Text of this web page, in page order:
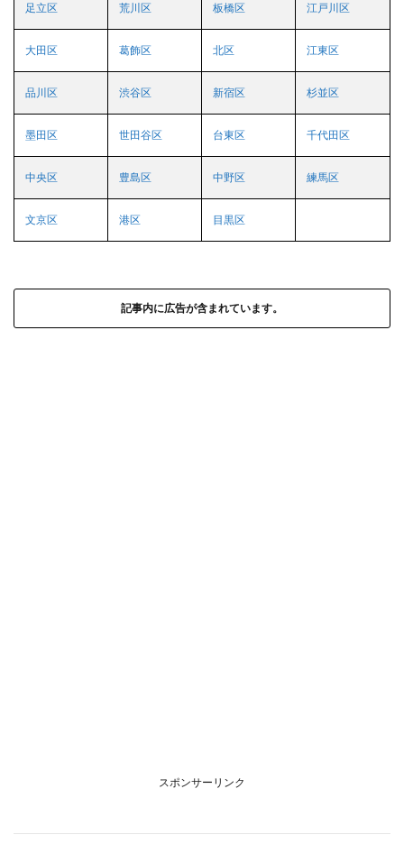
足立区 荒川区 板橋区 江戸川区
大田区 葛飾区 北区 江東区
品川区 渋谷区 新宿区 杉並区
墨田区 世田谷区 台東区 千代田区
中央区 豊島区 中野区 練馬区
文京区 港区 目黒区
記事内に広告が含まれています。
スポンサーリンク